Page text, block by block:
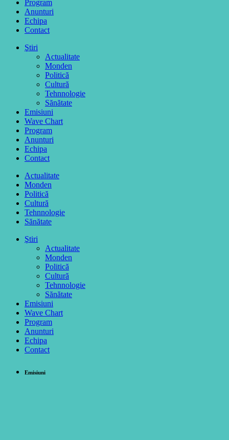
Program
Anunturi
Echipa
Contact
Ştiri
Actualitate
Monden
Politică
Cultură
Tehnnologie
Sănătate
Emisiuni
Wave Chart
Program
Anunturi
Echipa
Contact
Actualitate
Monden
Politică
Cultură
Tehnnologie
Sănătate
Ştiri
Actualitate
Monden
Politică
Cultură
Tehnnologie
Sănătate
Emisiuni
Wave Chart
Program
Anunturi
Echipa
Contact
Emisiuni